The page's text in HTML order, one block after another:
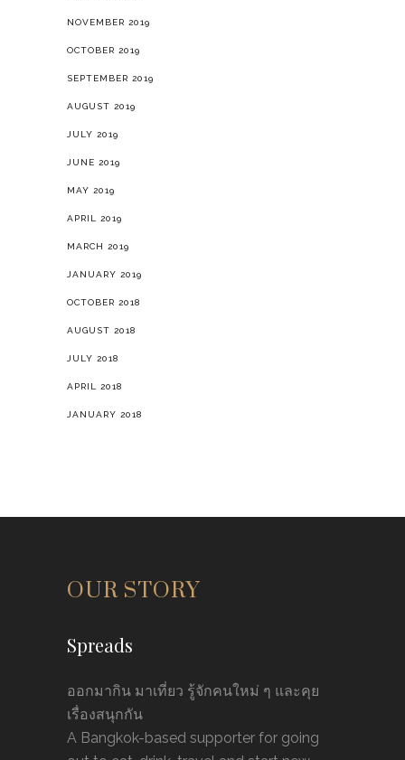
NOVEMBER 2019
OCTOBER 2019
SEPTEMBER 2019
AUGUST 2019
JULY 2019
JUNE 2019
MAY 2019
APRIL 2019
MARCH 2019
JANUARY 2019
OCTOBER 2018
AUGUST 2018
JULY 2018
APRIL 2018
JANUARY 2018
OUR STORY
Spreads
ออกมากิน มาเที่ยว รู้จักคนใหม่ ๆ และคุย
เรื่องสนุกกัน
A Bangkok-based supporter for going